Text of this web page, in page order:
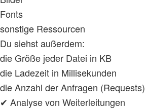
Fonts
sonstige Ressourcen
Du siehst außerdem:
die Größe jeder Datei in KB
die Ladezeit in Millisekunden
die Anzahl der Anfragen (Requests)
✔ Analyse von Weiterleitungen